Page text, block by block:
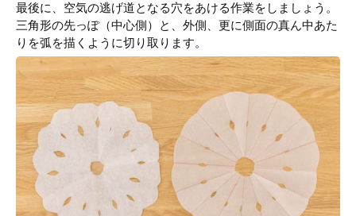
最後に、空気の逃げ道となる穴をあける作業をしましょう。
三角形の先っぽ（中心側）と、外側、更に側面の真ん中あた
りを弧を描くように切り取ります。